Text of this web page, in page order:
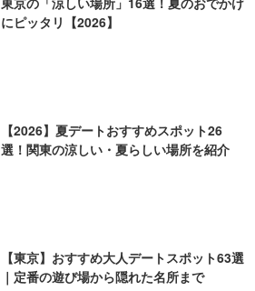
にピッタリ【2026】
【2026】夏デートおすすめスポット26
選！関東の涼しい・夏らしい場所を紹介
【東京】おすすめ大人デートスポット63選
｜定番の遊び場から隠れた名所まで